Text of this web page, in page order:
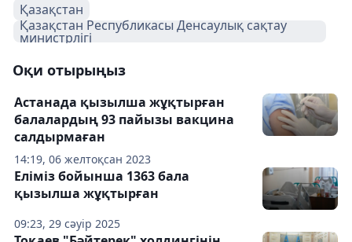
Қазақстан
Қазақстан Республикасы Денсаулық сақтау
министрлігі
Оқи отырыңыз
14:19, 06 желтоқсан 2023
Астанада қызылша жұқтырған
балалардың 93 пайызы вакцина
салдырмаған
09:23, 29 сәуір 2025
Еліміз бойынша 1363 бала
қызылша жұқтырған